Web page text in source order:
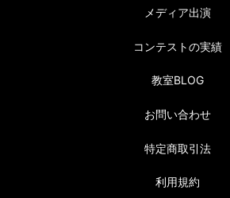
メディア出演
コンテストの実績
教室BLOG
お問い合わせ
特定商取引法
利用規約